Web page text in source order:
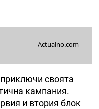
Actualno.com
своята
кампания.
и втория блок